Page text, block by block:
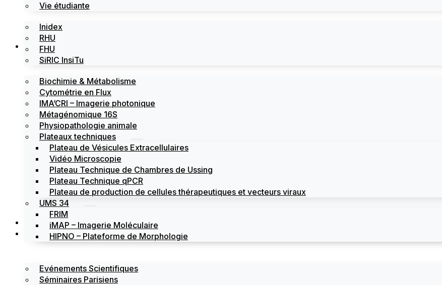
Vie étudiante
Inidex
RHU
FHU
SiRIC InsiTu
Les plateformes
Biochimie & Métabolisme
Cytométrie en Flux
IMA’CRI – Imagerie photonique
Métagénomique 16S
Physiopathologie animale
Plateaux techniques
Plateau de Vésicules Extracellulaires
Vidéo Microscopie
Plateau Technique de Chambres de Ussing
Plateau Technique qPCR
Plateau de production de cellules thérapeutiques et vecteurs viraux
UMS 34
FRIM
iMAP – Imagerie Moléculaire
HIPNO – Plateforme de Morphologie
Actualités
Évènements
Evénements Scientifiques
Séminaires Parisiens